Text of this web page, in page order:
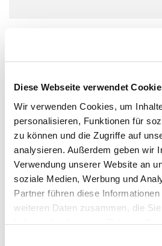
Diese Webseite verwendet
Wir verwenden Cookies, um
personalisieren, Funktionen für
zu können und die Zugriffe auf
analysieren. Außerdem geben wir
Verwendung unserer Website an
soziale Medien, Werbung und
Partner führen diese
weiteren Daten zusammen, die